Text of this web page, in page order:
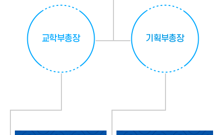
교학부총장 기획부총장